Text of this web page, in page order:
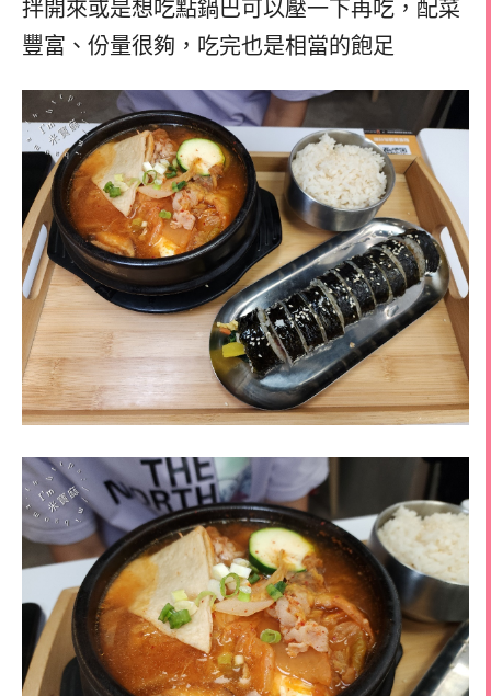
拌開來或是想吃點鍋巴可以壓一下再吃，配菜
豐富、份量很夠，吃完也是相當的飽足